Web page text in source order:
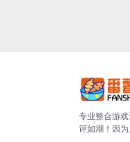
专业整合游
评如潮！因